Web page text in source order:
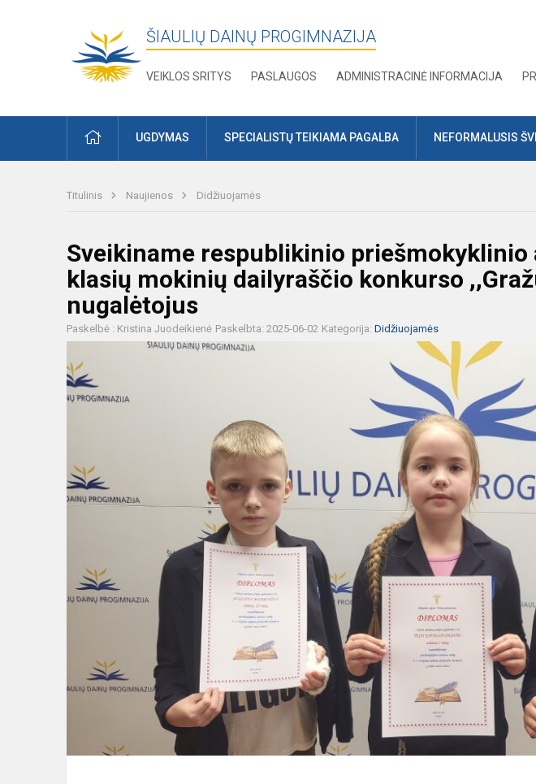
ŠIAULIŲ DAINŲ PROGIMNAZIJA
VEIKLOS SRITYS PASLAUGOS ADMINISTRACINĖ INFORMACIJA
PRADŽIAUGDYMAS SPECIALISTŲ TEIKIAMA PAGALBA NEFORMALUSIS
Titulinis Naujienos Didžiuojamės
Sveikiname respublikinio priešmokyklinio
klasių mokinių dailyraščio konkurso
nugalėtojus
Paskelbė : Kristina Juodeikienė Paskelbta: 2025-06-02 Kategorija: Didžiuojamės